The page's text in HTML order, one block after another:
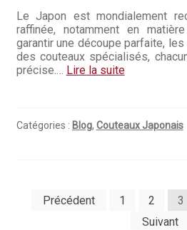
Le Japon est mondialement
raffinée, notamment en
garantir une découpe parfaite,
des couteaux spécialisés,
précise.… Lire la suite
Catégories : Blog, Couteaux Japonais
Pagination
Précédent 1 2 3
Suivant